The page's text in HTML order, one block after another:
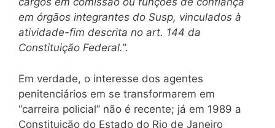
em órgãos integrantes do Susp, vinculados à
atividade-fim descrita no art. 144 da
Constituição Federal.”.
Em verdade, o interesse dos agentes
penitenciários em se transformarem em
“carreira policial” não é recente; já em 1989 a
Constituição do Estado do Rio de Janeiro